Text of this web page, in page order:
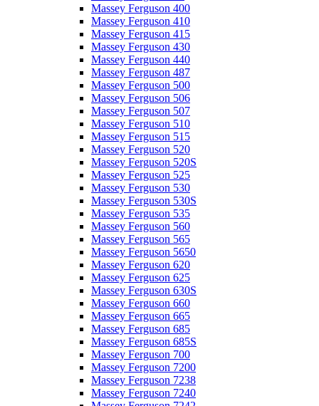
Massey Ferguson 400
Massey Ferguson 410
Massey Ferguson 415
Massey Ferguson 430
Massey Ferguson 440
Massey Ferguson 487
Massey Ferguson 500
Massey Ferguson 506
Massey Ferguson 507
Massey Ferguson 510
Massey Ferguson 515
Massey Ferguson 520
Massey Ferguson 520S
Massey Ferguson 525
Massey Ferguson 530
Massey Ferguson 530S
Massey Ferguson 535
Massey Ferguson 560
Massey Ferguson 565
Massey Ferguson 5650
Massey Ferguson 620
Massey Ferguson 625
Massey Ferguson 630S
Massey Ferguson 660
Massey Ferguson 665
Massey Ferguson 685
Massey Ferguson 685S
Massey Ferguson 700
Massey Ferguson 7200
Massey Ferguson 7238
Massey Ferguson 7240